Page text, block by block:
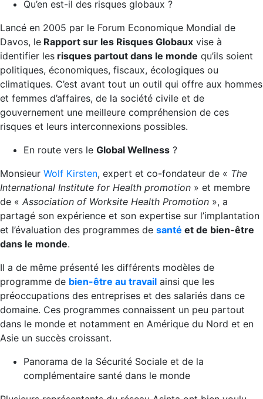
Qu’en est-il des risques globaux ?
Lancé en 2005 par le Forum Economique Mondial de
Davos, le Rapport sur les Risques Globaux vise à
identifier les risques partout dans le monde qu’ils soient
politiques, économiques, fiscaux, écologiques ou
climatiques. C’est avant tout un outil qui offre aux hommes
et femmes d’affaires, de la société civile et de
gouvernement une meilleure compréhension de ces
risques et leurs interconnexions possibles.
En route vers le Global Wellness ?
Monsieur Wolf Kirsten, expert et co-fondateur de « The
International Institute for Health promotion » et membre
de « Association of Worksite Health Promotion », a
partagé son expérience et son expertise sur l’implantation
et l’évaluation des programmes de santé et de bien-être
dans le monde.
Il a de même présenté les différents modèles de
programme de bien-être au travail ainsi que les
préoccupations des entreprises et des salariés dans ce
domaine. Ces programmes connaissent un peu partout
dans le monde et notamment en Amérique du Nord et en
Asie un succès croissant.
Panorama de la Sécurité Sociale et de la
complémentaire santé dans le monde